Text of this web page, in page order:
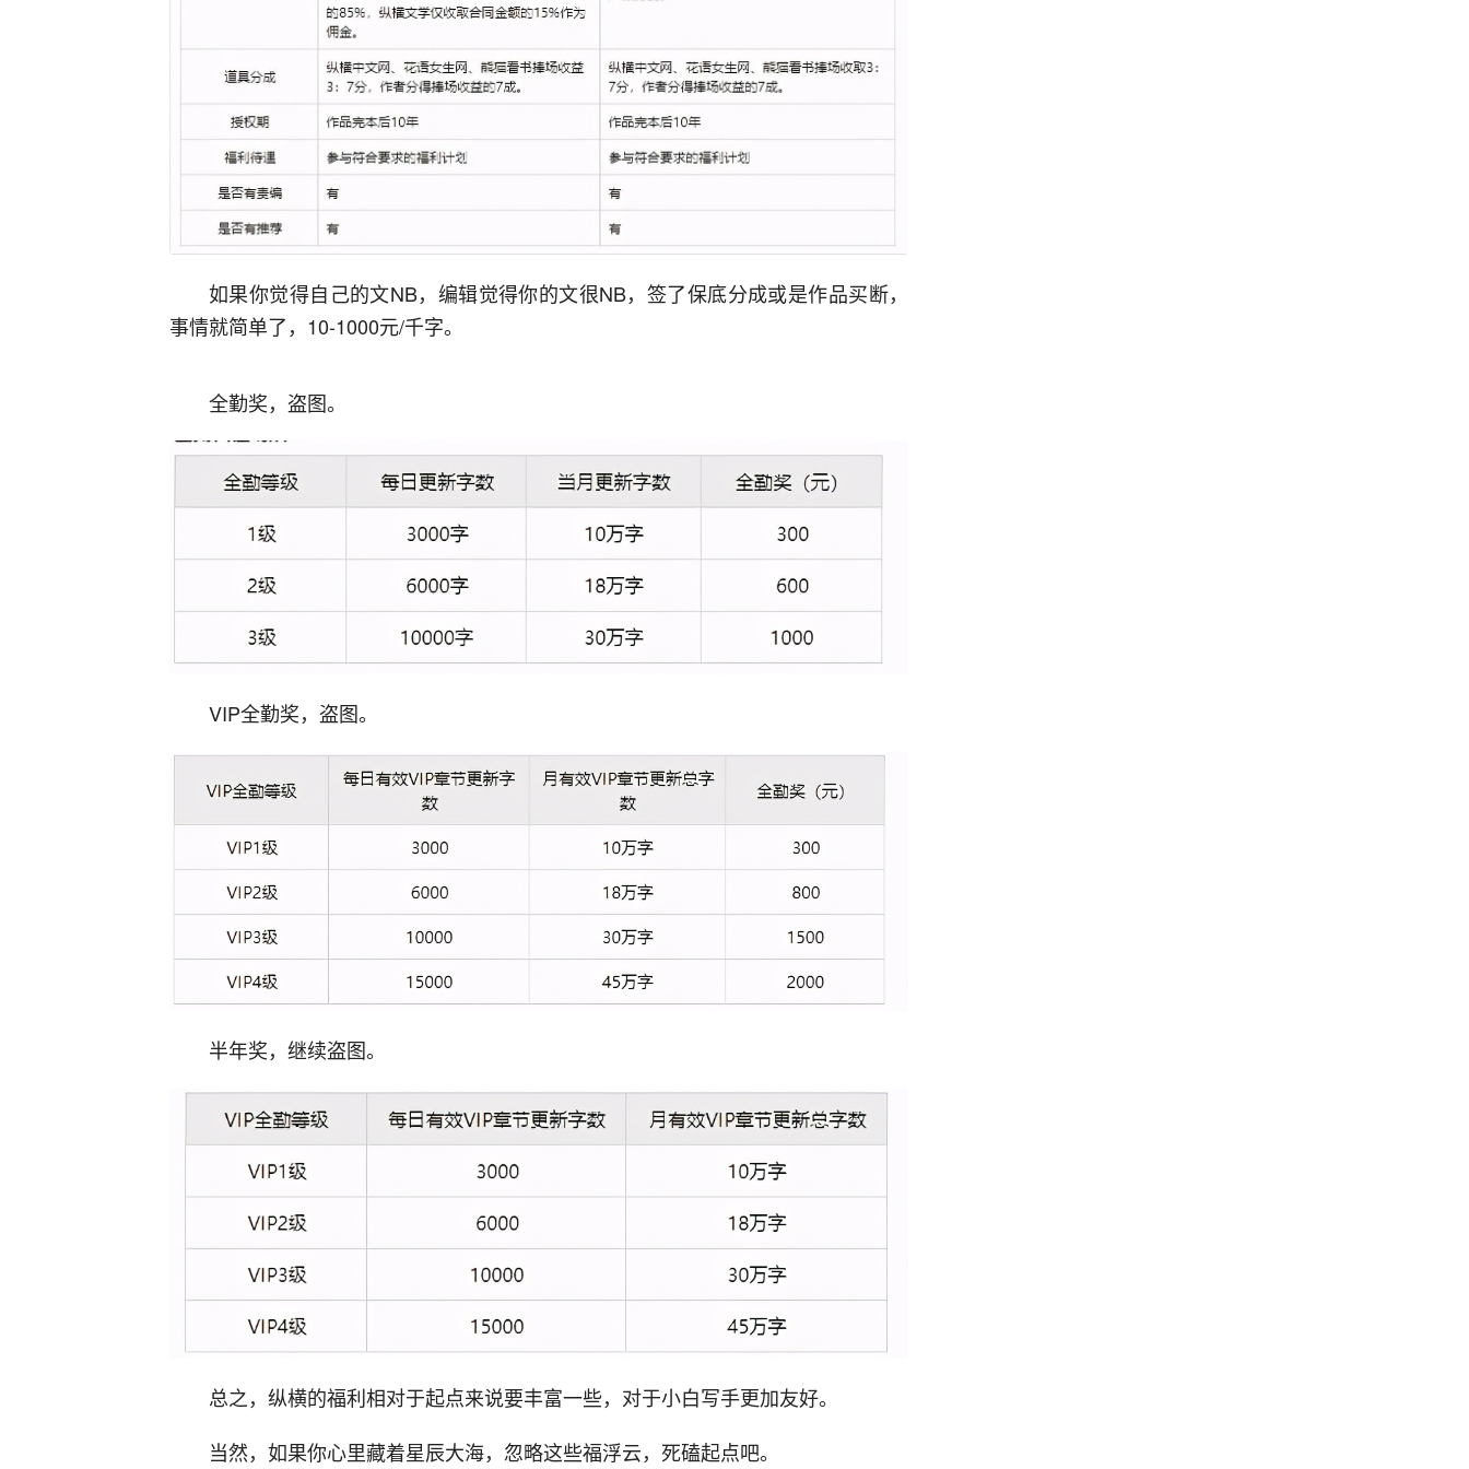
如果你觉得自己的文NB，编辑觉得你的文很NB，签了保底分成或是作品买断，
事情就简单了，10-1000元/千字。
全勤奖，盗图。
VIP全勤奖，盗图。
半年奖，继续盗图。
总之，纵横的福利相对于起点来说要丰富一些，对于小白写手更加友好。
当然，如果你心里藏着星辰大海，忽略这些福浮云，死磕起点吧。